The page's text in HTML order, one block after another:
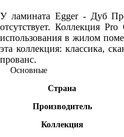
У ламината Egger - Дуб
отсутствует. Коллекция
использования в жилом
эта коллекция: классика,
прованс.
Основные
Страна
Производитель
Коллекция